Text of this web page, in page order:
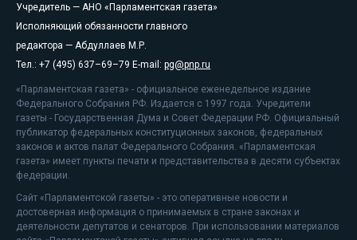
Учредитель — АНО «Парламентская газета»
Исполняющий обязанности главного
редактора — Абдуллаев М.Р.
Тел.: +7 (495) 637–69–79 E-mail: pg@pnp.ru
«Парламентская газета» - официальное еженедельное издание
Федерального Собрания РФ. Издается с 1997 года. Учредители
газеты - Государственная Дума и Совет Федерации РФ. Официальный
публикатор федеральных конституционных законов, федеральных
законов и актов палат Федерального Собрания. «Парламентская
газета» имеет пункты печати и представительства в десяти субъектах
федерации.
Сайт «Парламентской газеты» - это оперативные новости и
достоверная информация о принимаемых в стране законах и
деятельности депутатов и сенаторов. При использовании материалов